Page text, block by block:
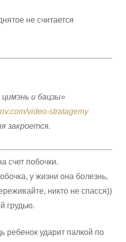
не считается
и бацзы»
video-stratagemy
закроется.
счет побочки.
у жизни она болезнь,
никто не спасся))
грудью.
ребенок ударит палкой по